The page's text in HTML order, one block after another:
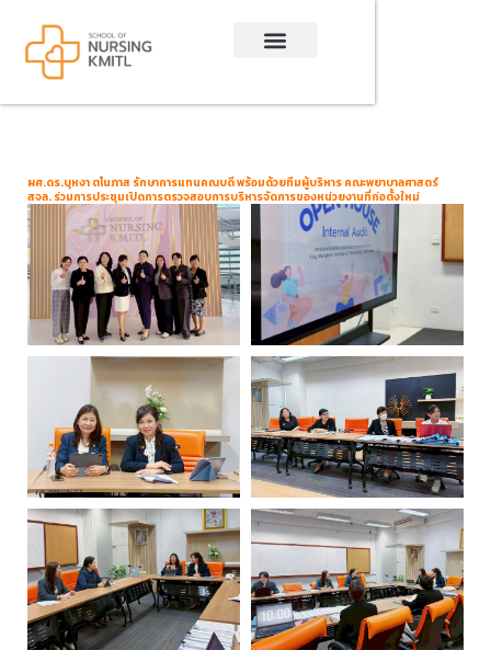
content
ผศ.ดร.บุหงา ตโนภาส รักษาการแทนคณบดี พร้อมด้วยทีมผู้บริหาร คณะพยาบาลศาสตร์
สจล. ร่วมการประชุมเปิดการตรวจสอบการบริหารจัดการของหน่วยงานที่ก่อตั้งใหม่